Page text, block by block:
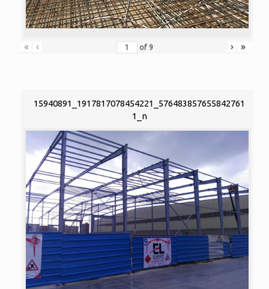
« ‹ of 9 › »
15940891_1917817078454221_576483857655842761
1_n